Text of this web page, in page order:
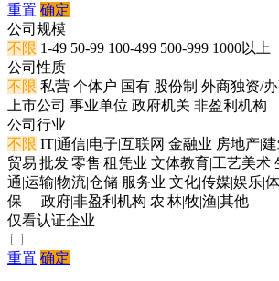
重置 确定
公司规模
不限 1-49 50-99 100-499 500-999 1000以上
公司性质
不限 私营 个体户 国有 股份制 外商独资/
上市公司 事业单位 政府机关 非盈利机构
公司行业
不限 IT|通信|电子|互联网 金融业 房地产|
贸易|批发|零售|租凭业 文体教育|工艺美术
通|运输|物流|仓储 服务业 文化|传媒|娱乐|
保
政府|非盈利机构 农|林|牧|渔|其他
仅看认证企业
重置 确定